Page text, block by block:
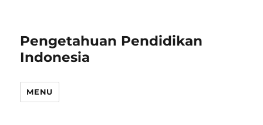
Pengetahuan Pendidikan
Indonesia
MENU